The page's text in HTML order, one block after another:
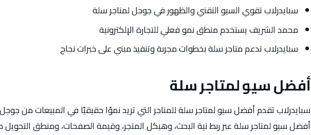
سبايدرلاب تقوي السيو التقني والظهور في جوجل لمتاجر سلة
محمد الشريف يستخدم منطق نمو فعلي للتجارة الإلكترونية
سبايدرلاب تدعم متاجر سلة بخطوات مجربة وتنفيذ مبني على خبرات نجاح
أفضل سيو لمتاجر سلة
سبايدرلاب تقدم أفضل سيو لمتاجر سلة للمتاجر التي تريد نموًا حقيقيًا في المبيعات من
أفضل سيو لمتاجر سلة عبر ربط نية البحث، وهيكل المتجر، وقيمة الصفحات، ومنطق